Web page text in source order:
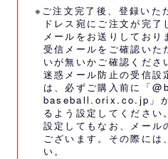
※ご注文完了後、登録いた
ドレス宛にご注文が完
メールをお送りしており
受信メールをご確認いた
いが無いかご確認くださ
迷惑メール防止の受信設
は、必ずご購入前に「
baseball.orix.co.jp」か
るよう設定してください。
設定してもなお、メール
ございます。その際には、
い。